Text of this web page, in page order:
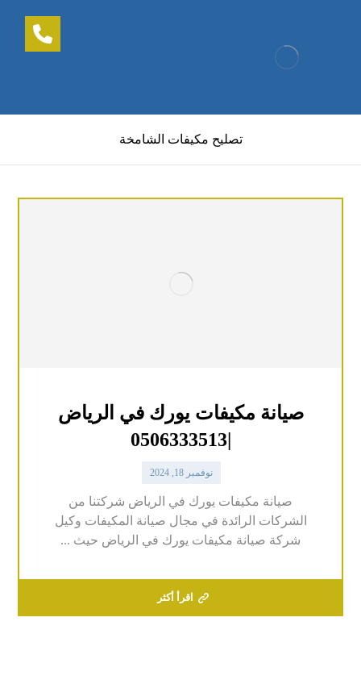
تصليح مكيفات الشامخة
صيانة مكيفات يورك في الرياض
|0506333513
نوفمبر 18, 2024
صيانة مكيفات يورك في الرياض شركتنا من
الشركات الرائدة في مجال صيانة المكيفات وكيل
شركة صيانة مكيفات يورك في الرياض حيث ...
اقرأ أكثر